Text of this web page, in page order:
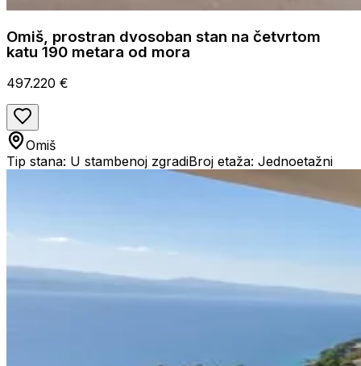
Omiš, prostran dvosoban stan na četvrtom
katu 190 metara od mora
497.220 €
Omiš
Tip stana: U stambenoj zgradiBroj etaža: Jednoetažni